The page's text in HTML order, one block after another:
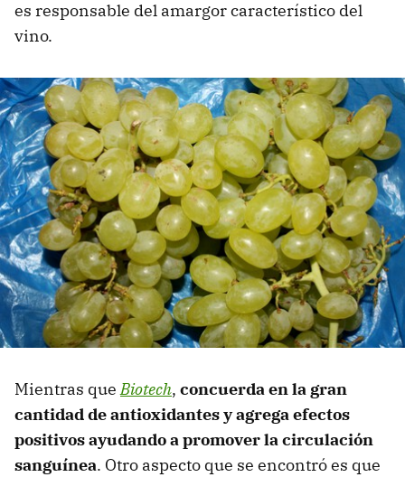
es responsable del amargor característico del
vino.
Mientras queBiotech, concuerda en la gran
cantidad de antioxidantes y agrega efectos
positivos ayudando apromover la circulación
sanguínea. Otro aspecto que se encontró es que